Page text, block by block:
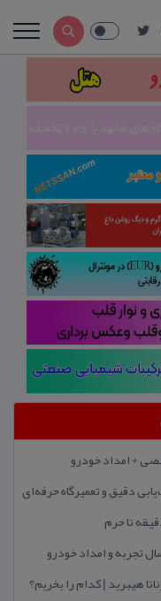
+ امداد خودرو
دقیق و تعمیرگاه حرفه‌ای
هیبرید | كدام را بخریم؟